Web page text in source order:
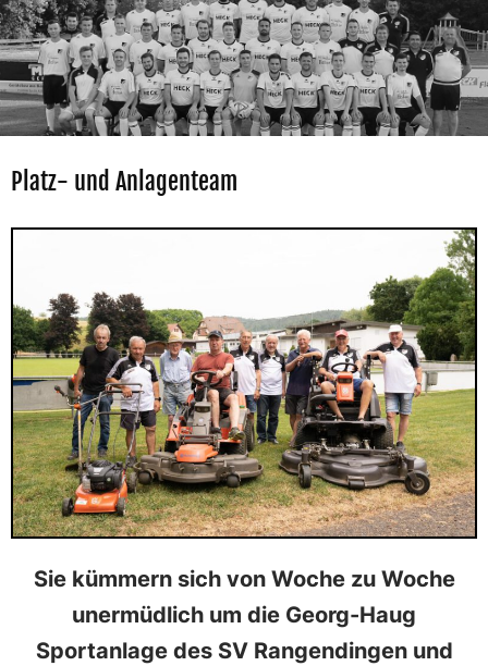
Platz- und Anlagenteam
Sie kümmern sich von Woche zu Woche
unermüdlich um die Georg-Haug
Sportanlage des SV Rangendingen und